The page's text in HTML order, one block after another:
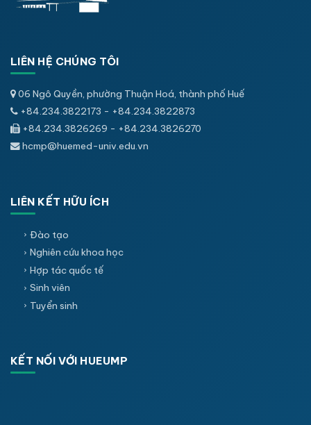
LIÊN HỆ CHÚNG TÔI
06 Ngô Quyền, phường Thuận Hoá, thành phố Huế
+84.234.3822173 - +84.234.3822873
+84.234.3826269 - +84.234.3826270
hcmp@huemed-univ.edu.vn
LIÊN KẾT HỮU ÍCH
Đào tạo
Nghiên cứu khoa học
Hợp tác quốc tế
Sinh viên
Tuyển sinh
KẾT NỐI VỚI HUEUMP